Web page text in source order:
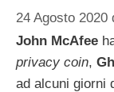
24 Agosto 2020
John McAfee
privacy coin,
ad alcuni giorni